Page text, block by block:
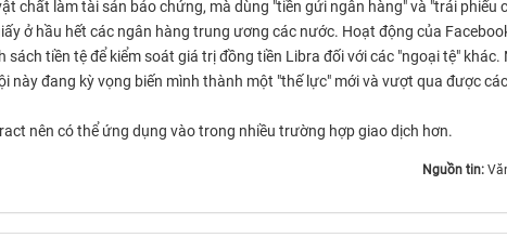
chất làm tài sản bảo chứng, mà dùng "tiền gửi ngân hàng" và "trái phiếu
ở hầu hết các ngân hàng trung ương các nước. Hoạt động của
tiền tệ để kiểm soát giá trị đồng tiền Libra đối với các "ngoại tệ" khác.
này đang kỳ vọng biến mình thành một "thế lực" mới và vượt qua được
nên có thể ứng dụng vào trong nhiều trường hợp giao dịch hơn.
Nguồn tin: